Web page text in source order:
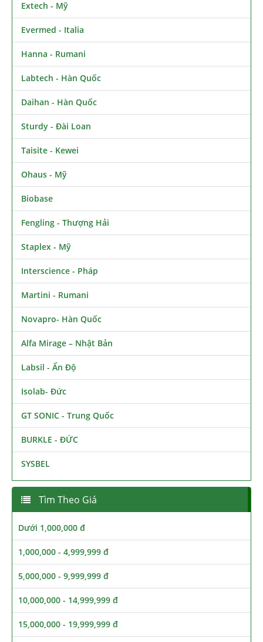
Extech - Mỹ
Evermed - Italia
Hanna - Rumani
Labtech - Hàn Quốc
Daihan - Hàn Quốc
Sturdy - Đài Loan
Taisite - Kewei
Ohaus - Mỹ
Biobase
Fengling - Thượng Hải
Staplex - Mỹ
Interscience - Pháp
Martini - Rumani
Novapro- Hàn Quốc
Alfa Mirage – Nhật Bản
Labsil - Ấn Độ
Isolab- Đức
GT SONIC - Trung Quốc
BURKLE - ĐỨC
SYSBEL
Tìm Theo Giá
Dưới 1,000,000 đ
1,000,000 - 4,999,999 đ
5,000,000 - 9,999,999 đ
10,000,000 - 14,999,999 đ
15,000,000 - 19,999,999 đ